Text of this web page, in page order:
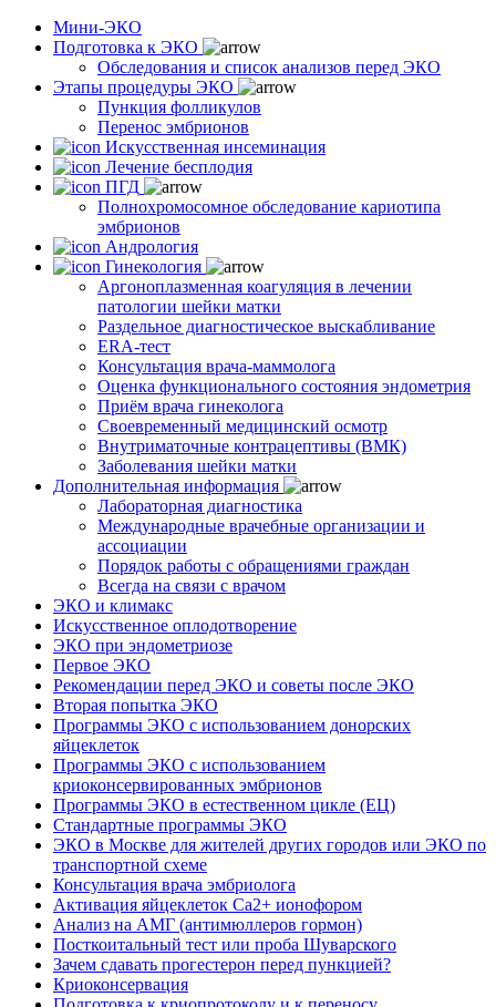
Мини-ЭКО
Подготовка к ЭКО
Обследования и список анализов перед ЭКО
Этапы процедуры ЭКО
Пункция фолликулов
Перенос эмбрионов
Искусственная инсеминация
Лечение бесплодия
ПГД
Полнохромосомное обследование кариотипа
эмбрионов
Андрология
Гинекология
Аргоноплазменная коагуляция в лечении
патологии шейки матки
Раздельное диагностическое выскабливание
ERA-тест
Консультация врача-маммолога
Оценка функционального состояния эндометрия
Приём врача гинеколога
Своевременный медицинский осмотр
Внутриматочные контрацептивы (ВМК)
Заболевания шейки матки
Дополнительная информация
Лабораторная диагностика
Международные врачебные организации и
ассоциации
Порядок работы с обращениями граждан
Всегда на связи с врачом
ЭКО и климакс
Искусственное оплодотворение
ЭКО при эндометриозе
Первое ЭКО
Рекомендации перед ЭКО и советы после ЭКО
Вторая попытка ЭКО
Программы ЭКО с использованием донорских
яйцеклеток
Программы ЭКО с использованием
криоконсервированных эмбрионов
Программы ЭКО в естественном цикле (ЕЦ)
Стандартные программы ЭКО
ЭКО в Москве для жителей других городов или ЭКО по
транспортной схеме
Консультация врача эмбриолога
Активация яйцеклеток Са2+ ионофором
Анализ на АМГ (антимюллеров гормон)
Посткоитальный тест или проба Шуварского
Зачем сдавать прогестерон перед пункцией?
Криоконсервация